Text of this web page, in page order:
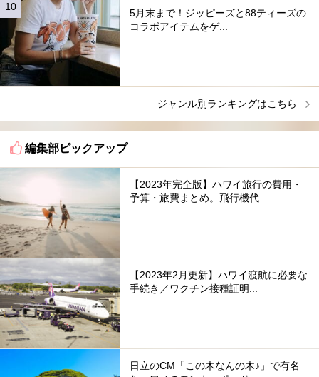
5月末まで！ジッピーズと88ティーズの
コラボアイテムをゲ...
ジャンル別ランキングはこちら
編集部ピックアップ
【2023年完全版】ハワイ旅行の費用・
予算・旅費まとめ。飛行機代...
【2023年2月更新】ハワイ渡航に必要な
手続き／ワクチン接種証明...
日立のCM「この木なんの木♪」で有名